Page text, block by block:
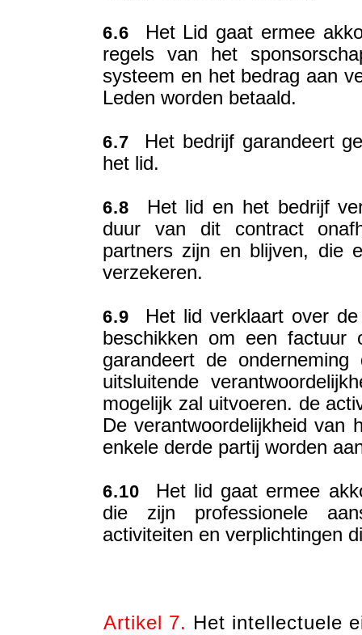
6.6 Het Lid gaat ermee
regels van het
systeem en het bedrag aan
Leden worden betaald.
6.7 Het bedrijf garandeert
het lid.
6.8 Het lid en het bedrijf
duur van dit contract
partners zijn en blijven, die
verzekeren.
6.9 Het lid verklaart over
beschikken om een
garandeert de
uitsluitende
mogelijk zal uitvoeren. de
De verantwoordelijkheid van
enkele derde partij worden
6.10 Het lid gaat ermee
die zijn professionele
activiteiten en verplichtingen
Artikel 7. Het intellectuele